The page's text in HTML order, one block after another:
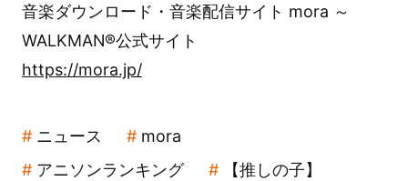
音楽ダウンロード・音楽配信サイト mora ～
WALKMAN®公式サイト
https://mora.jp/
ニュース
mora
アニソンランキング
【推しの子】